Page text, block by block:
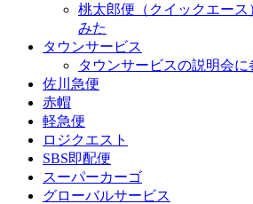
桃太郎便（クイックエー
みた
タウンサービス
タウンサービスの説明会に
佐川急便
赤帽
軽急便
ロジクエスト
SBS即配便
スーパーカーゴ
グローバルサービス